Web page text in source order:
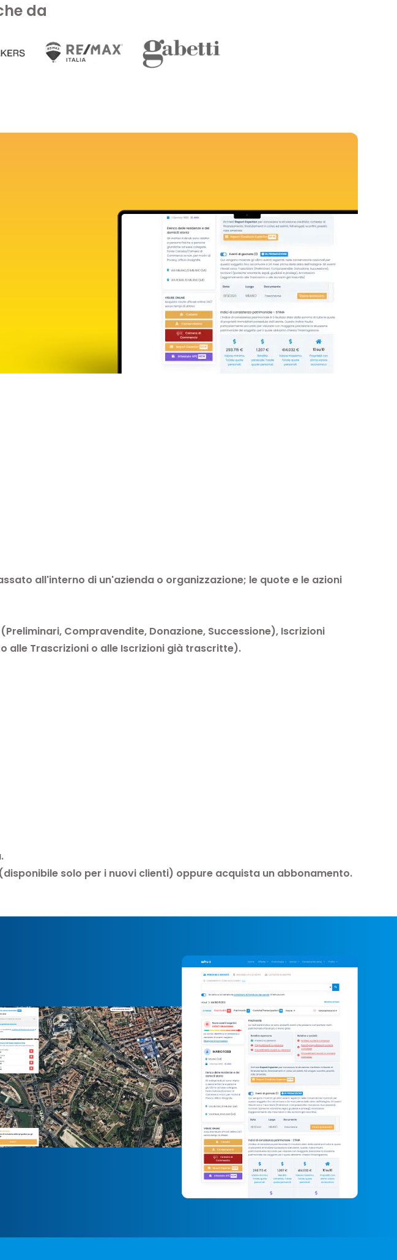
da
all'interno di un'azienda o organizzazione; le quote e le azioni
Compravendite, Donazione, Successione), Iscrizioni
alle Trascrizioni o alle Iscrizioni già trascritte).
solo per i nuovi clienti) oppure acquista un abbonamento.